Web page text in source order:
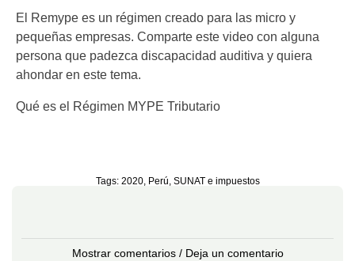
El Remype es un régimen creado para las micro y
pequeñas empresas. Comparte este video con alguna
persona que padezca discapacidad auditiva y quiera
ahondar en este tema.
Qué es el Régimen MYPE Tributario
Tags: 2020, Perú, SUNAT e impuestos
Mostrar comentarios / Deja un comentario